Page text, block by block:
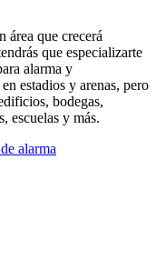
área que crecerá
que especializarte
alarma y
estadios y arenas, pero
bodegas,
escuelas y más.